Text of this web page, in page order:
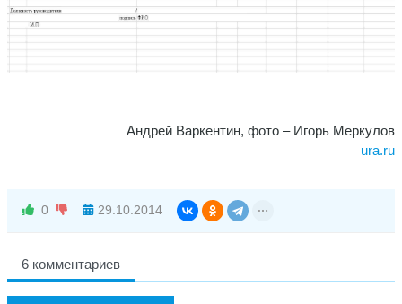
Андрей Варкентин, фото – Игорь Меркулов
ura.ru
0 29.10.2014
6 комментариев